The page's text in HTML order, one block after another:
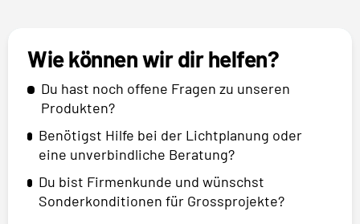
Wie können wir dir helfen?
Du hast noch offene Fragen zu unseren
Produkten?
Benötigst Hilfe bei der Lichtplanung oder
eine unverbindliche Beratung?
Du bist Firmenkunde und wünschst
Sonderkonditionen für Grossprojekte?